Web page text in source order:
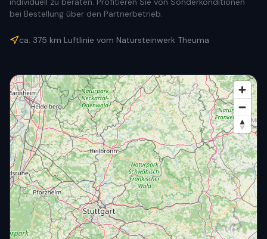
bei Bestellung über den Partnerbetrieb.
ca. 375 km Luftlinie vom Natursteinwerk Theuma